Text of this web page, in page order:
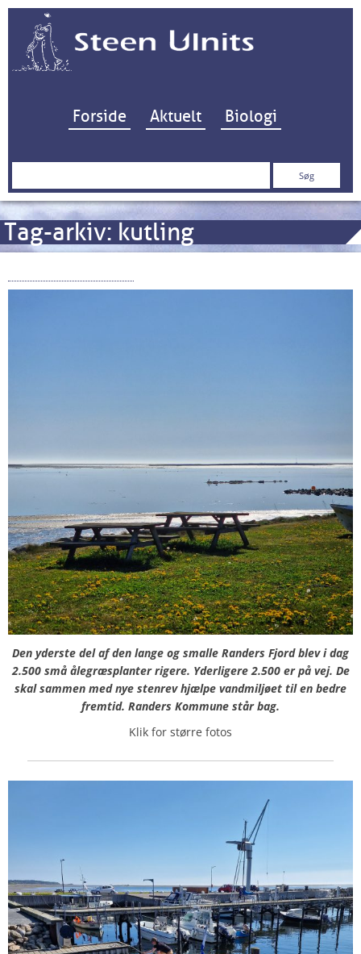
Hop til indhold
Forside Aktuelt Biologi
Søg
Tag-arkiv: kutling
Den yderste del af den lange og smalle Randers Fjord blev i dag
2.500 små ålegræsplanter rigere. Yderligere 2.500 er på vej. De
skal sammen med nye stenrev hjælpe vandmiljøet til en bedre
fremtid. Randers Kommune står bag.
Klik for større fotos